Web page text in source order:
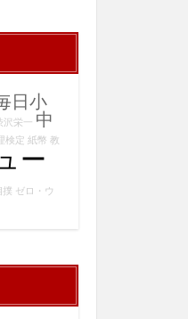
日小
沢栄一 中
検定 紙幣 教
ー
撲 ゼロ・ウ